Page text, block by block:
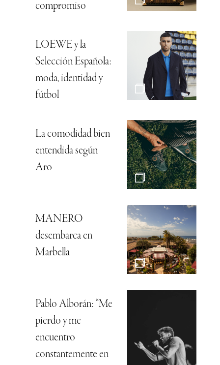
compromiso
LOEWE y la
Selección Española:
moda, identidad y
fútbol
La comodidad bien
entendida según
Aro
MANERO
desembarca en
Marbella
Pablo Alborán: “Me
pierdo y me
encuentro
constantemente en